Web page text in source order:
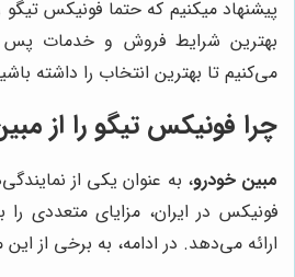
پیشنهاد میکنیم که حتما فونیکس تیگو
بهترین شرایط فروش و خدمات
می‌کنیم تا بهترین انتخاب را داشته
چرا فونیکس تیگو را از
مبین خودرو، به عنوان یکی از
فونیکس در ایران، مزایای متعددی را
ارائه می‌دهد. در ادامه، به برخی از این